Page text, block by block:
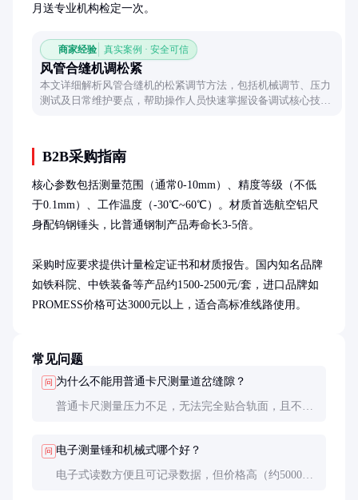
月送专业机构检定一次。
商家经验 真实案例 · 安全可信
风管合缝机调松紧
本文详细解析风管合缝机的松紧调节方法，包括机械调节、压力
测试及日常维护要点，帮助操作人员快速掌握设备调试核心技
B2B采购指南
核心参数包括测量范围（通常0-10mm）、精度等级（不低
于0.1mm）、工作温度（-30℃~60℃）。材质首选航空铝尺
身配钨钢锤头，比普通钢制产品寿命长3-5倍。
采购时应要求提供计量检定证书和材质报告。国内知名品牌
如铁科院、中铁装备等产品约1500-2500元/套，进口品牌如
PROMESS价格可达3000元以上，适合高标准线路使用。
常见问题
问 为什么不能用普通卡尺测量道岔缝隙？
普通卡尺测量压力不足，无法完全贴合轨面，且不耐
问 电子测量锤和机械式哪个好？
电子式读数方便且可记录数据，但价格高（约5000元